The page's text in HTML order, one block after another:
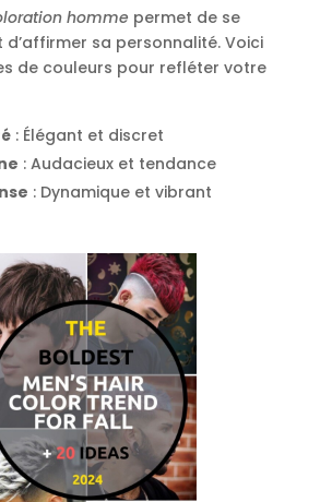
homme permet de se
sa personnalité. Voici
de couleurs pour refléter votre
: Élégant et discret
: Audacieux et tendance
: Dynamique et vibrant